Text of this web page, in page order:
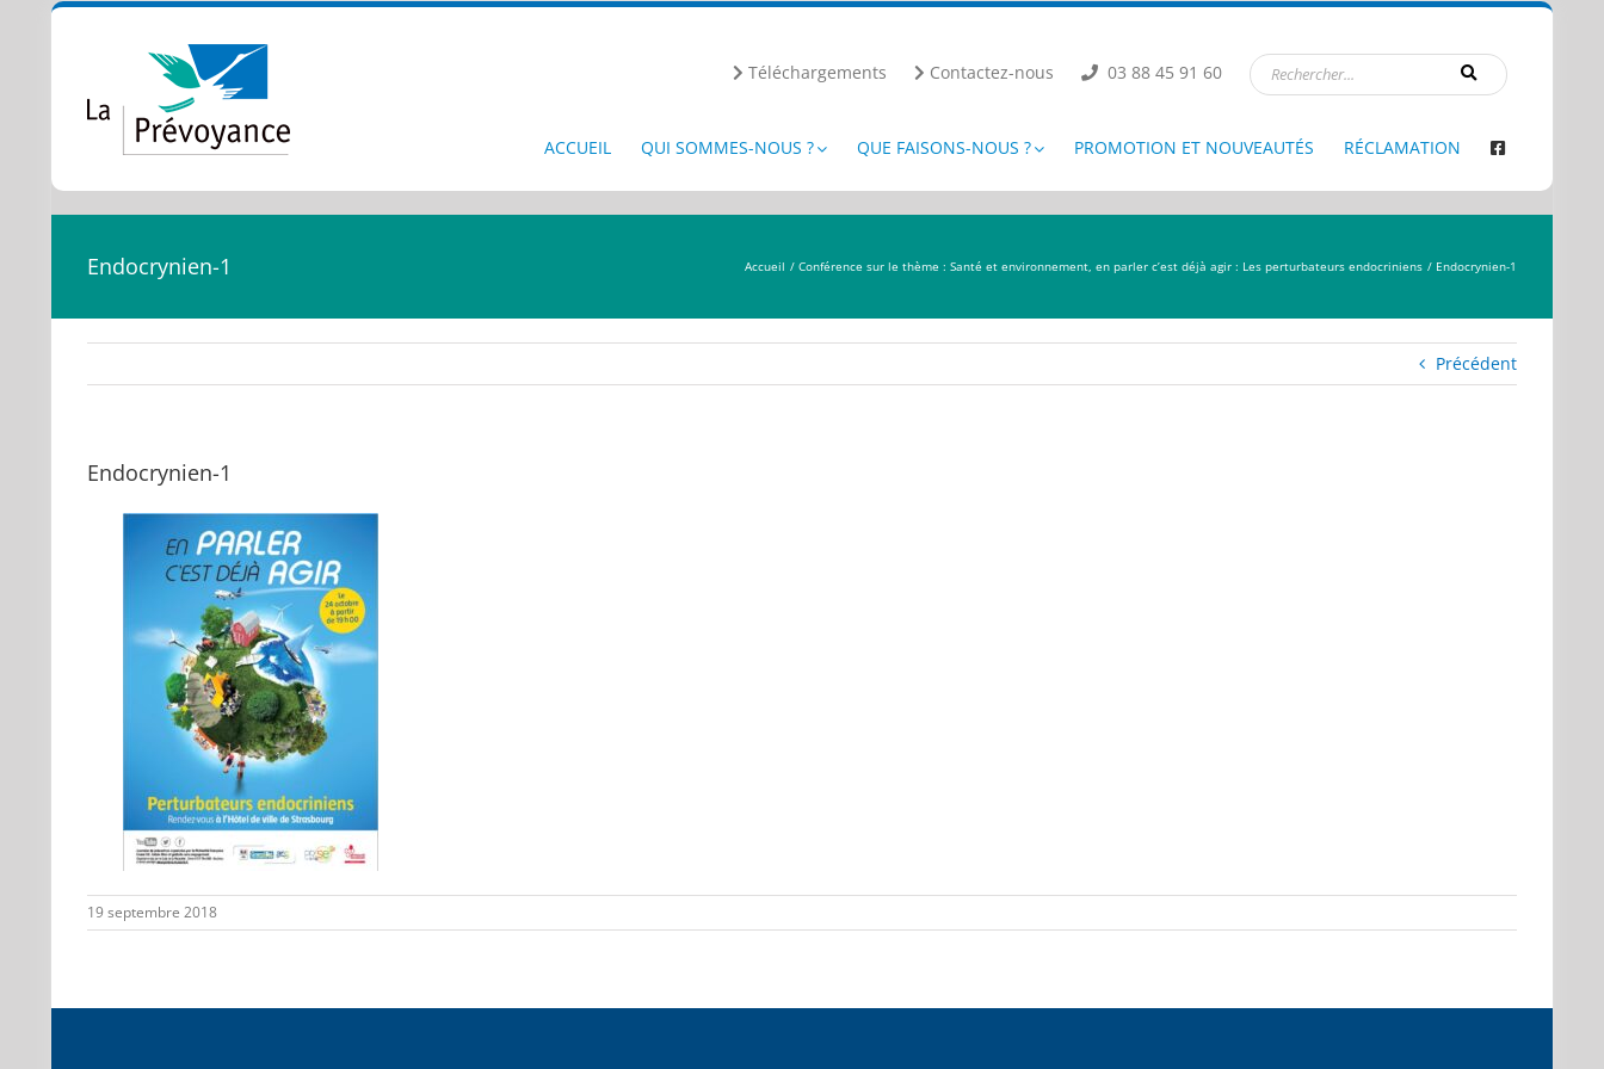
Téléchargements Contactez-nous 03 88 45 91 60
ACCUEIL QUI SOMMES-NOUS ? QUE FAISONS-NOUS ? PROMOTION ET NOUVEAUTÉS RÉCLAMATION
Endocrynien-1 Accueil Conférence sur le thème : Santé et environnement, en parler c’est déjà agir : Les perturbateurs endocriniens Endocrynien-1
Précédent
Endocrynien-1
19 septembre 2018